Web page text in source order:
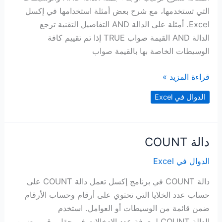
التي تستخدمها، مع شرح بعض أمثلة استخدامها في إكسل
Excel. أمثلة على الدالة AND التفاصيل التقنية ترجع
الدالة ‏AND‏ القيمة صواب TRUE إذا تم تقييم كافة
الوسيطات الخاصة بها بالقيمة صواب
دالة
AND
قراءة المزيد »
الدوال في Excel
دالة COUNT
الدوال في Excel
دالة COUNT في برنامج إكسل تعمل دالة COUNT على
حساب عدد الخلايا التي تحتوي على أرقام وحساب الأرقام
ضمن قائمة من الوسيطات أو العوامل. استخدم